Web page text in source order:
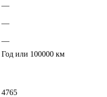
—
—
—
Год или 100000 км
4765